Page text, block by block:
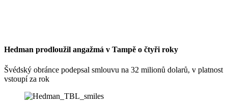
Hedman prodloužil angažmá v Tampě o čtyři roky
Švédský obránce podepsal smlouvu na 32 milionů dolarů, v platnost
vstoupí za rok